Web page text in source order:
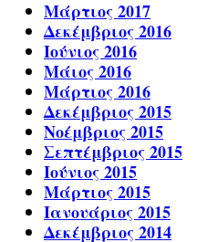
Μάρτιος 2017
Δεκέμβριος 2016
Ιούνιος 2016
Μάιος 2016
Μάρτιος 2016
Δεκέμβριος 2015
Νοέμβριος 2015
Σεπτέμβριος 2015
Ιούνιος 2015
Μάρτιος 2015
Ιανουάριος 2015
Δεκέμβριος 2014